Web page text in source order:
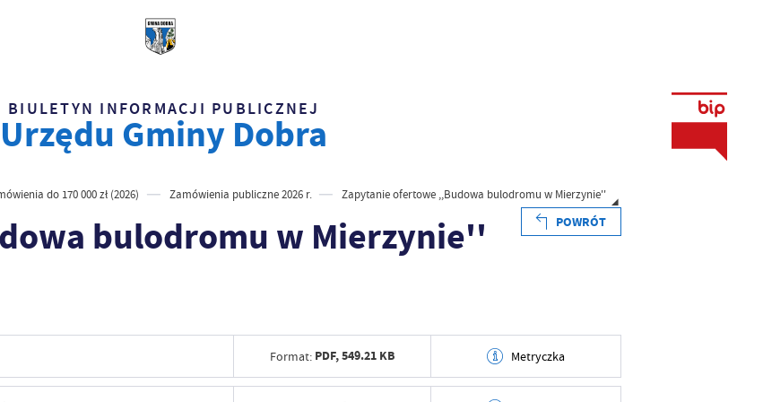
BIULETYN INFORMACJI PUBLICZNEJ
Urzędu Gminy Dobra
do 170 000 zł (2026) Zamówienia publiczne 2026 r. Zapytanie ofertowe ,,Budowa bulodromu w Mierzynie''
bulodromu w Mierzynie'' POWRÓT
Format: PDF,549.21 KB Metryczka